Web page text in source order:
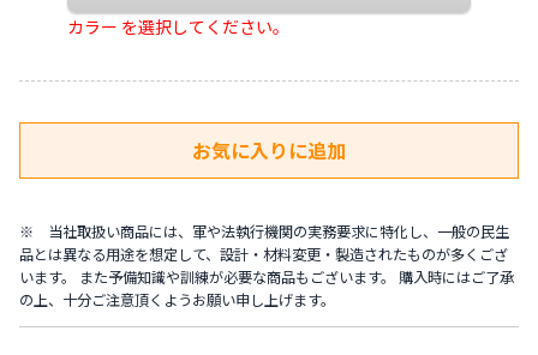
カラー を選択してください。
※ 当社取扱い商品には、軍や法執行機関の実務要求に特化し、一般の民生
品とは異なる用途を想定して、設計・材料変更・製造されたものが多くござ
います。 また予備知識や訓練が必要な商品もございます。 購入時にはご了承
の上、十分ご注意頂くようお願い申し上げます。